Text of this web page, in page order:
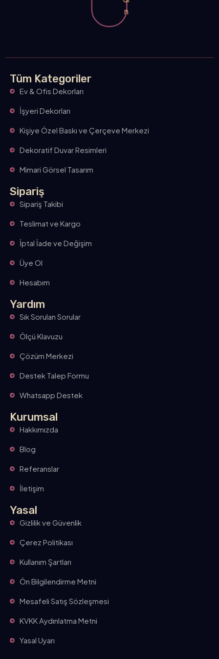
di
n
Tüm Kategoriler
Ev & Ofis Dekorları
İşyeri Dekorları
Kişiye Özel Baskı ve Çerçeve Merkezi
Dekoratif Duvar Resimleri
Mimari Görsel Tasarım
Sipariş
Sipariş Takibi
Teslimat ve Kargo
İptal İade ve Değişim
Üye Ol
Hesabım
Yardım
Sık Sorulan Sorular
Ölçü Klavuzu
Çözüm Merkezi
Destek Talep Formu
Whatsapp Destek
Kurumsal
Hakkımızda
Blog
Referanslar
İletişim
Yasal
Gizlilik ve Güvenlik
Çerez Politikası
Kullanım Şartları
Ön Bilgilendirme Metni
Mesafeli Satış Sözleşmesi
KVKK Aydınlatma Metni
Yasal Uyarı